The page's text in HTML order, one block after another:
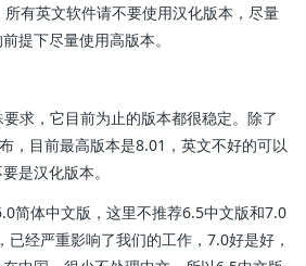
有英文软件请不要使用汉化版本，尽量
提下尽量使用高版本。
求，它目前为止的版本都很稳定。除了
，目前最高版本是8.01，英文不好的可以
是汉化版本。
简体中文版，这里不推荐6.5中文版和7.0
经严重影响了我们的工作，7.0好是好，